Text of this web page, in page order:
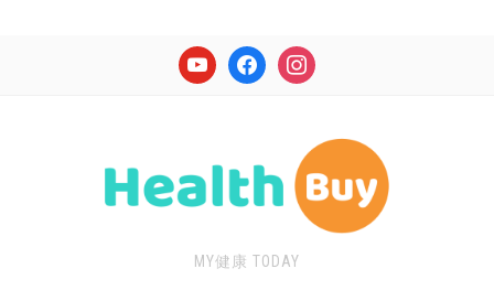
youtube facebookinstagram
MY健康 TODAY